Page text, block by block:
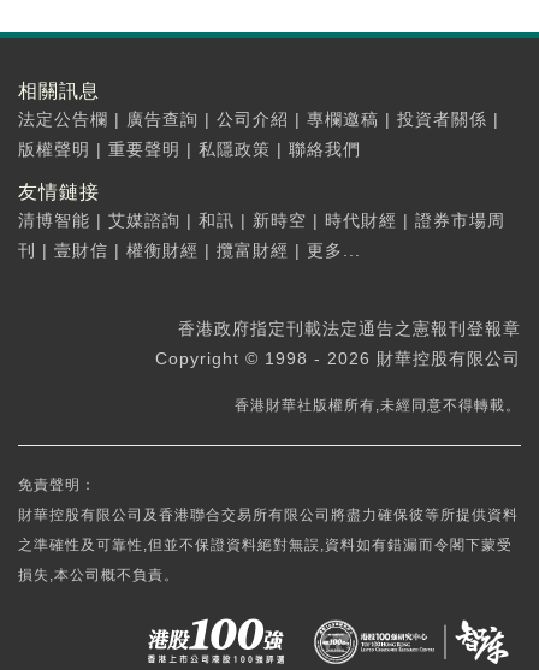
相關訊息
法定公告欄 | 廣告查詢 | 公司介紹 | 專欄邀稿 | 投資者關係 |
版權聲明 | 重要聲明 | 私隱政策 | 聯絡我們
友情鏈接
清博智能 | 艾媒諮詢 | 和訊 | 新時空 | 時代財經 | 證券市場周
刊
| 壹財信 | 權衡財經 | 攬富財經 | 更多...
香港政府指定刊載法定通告之憲報刊登報章
Copyright © 1998 - 2026 財華控股有限公司
香港財華社版權所有,未經同意不得轉載。
免責聲明：
財華控股有限公司及香港聯合交易所有限公司將盡力確保彼等所提供資料
之準確性及可靠性,但並不保證資料絕對無誤,資料如有錯漏而令閣下蒙受
損失,本公司概不負責。